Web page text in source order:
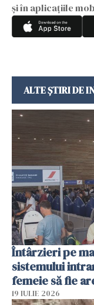
și în aplicațiile
ALTE ȘTIRI DE
Întârzieri pe
sistemului
femeie să fie
19 IULIE 2026